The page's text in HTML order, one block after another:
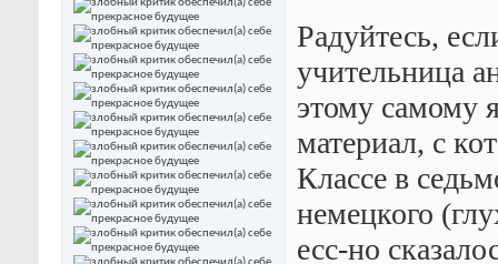
Радуйтесь,
учительница
этому самому
материал, с
Классе в
немецкого
есс-но